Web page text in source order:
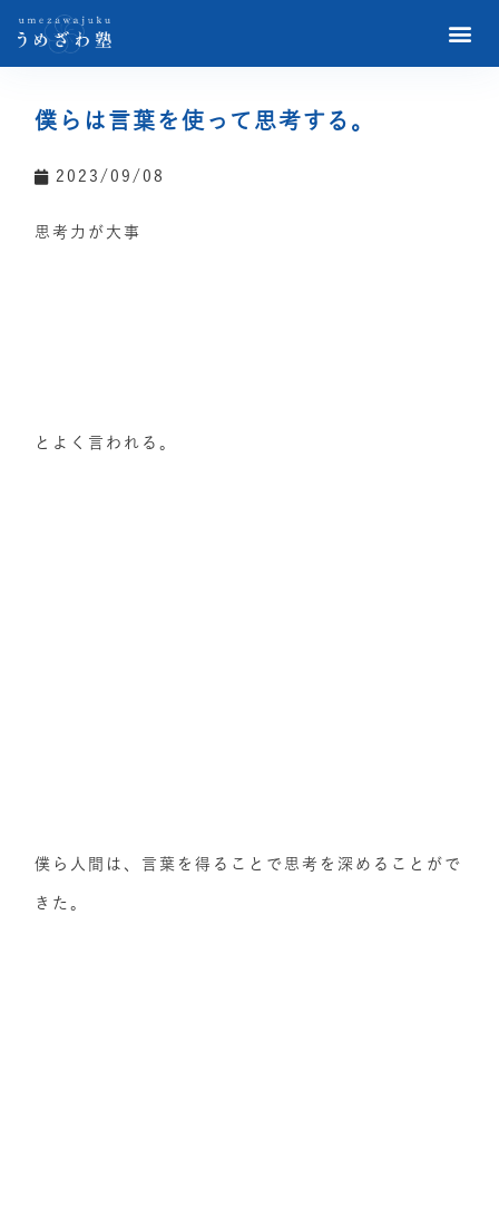
僕らは言葉を使って思考する。
2023/09/08
思考力が大事
とよく言われる。
僕ら人間は、言葉を得ることで思考を深めることがで
きた。